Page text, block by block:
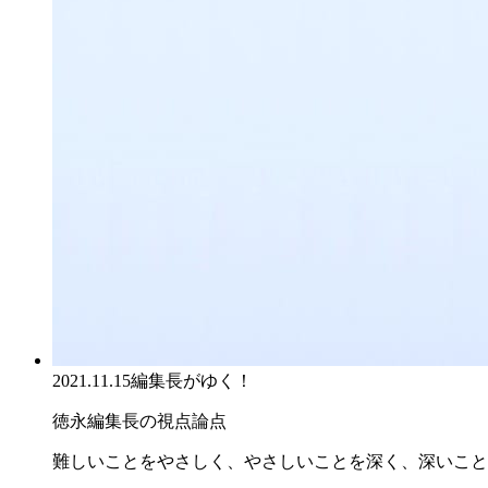
2021.11.15編集長がゆく！
徳永編集長の視点論点
難しいことをやさしく、やさしいことを深く、深いこ